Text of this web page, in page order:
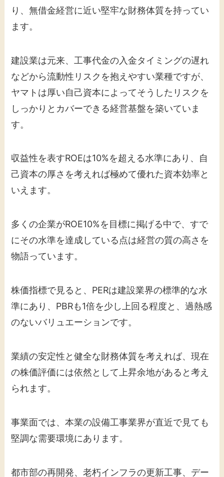
り、無借金経営に近い堅牢な財務体質を持ってい
ます。
建設業は元来、工事代金の入金タイミングの遅れ
などから流動性リスクを抱えやすい業種ですが、
ヤマトは厚い自己資本によってそうしたリスクを
しっかりとカバーできる経営基盤を築いていま
す。
収益性を表すROEは10%を超える水準にあり、自
己資本の厚さを考えれば極めて優れた資本効率と
いえます。
多くの企業がROE10%を目標に掲げる中で、すで
にその水準を達成している点は経営の質の高さを
物語っています。
株価指標で見ると、PERは建設業界の標準的な水
準にあり、PBRも1倍を少し上回る程度と、過熱感
のないバリュエーションです。
業績の安定性と健全な財務体質を考えれば、現在
の株価評価には依然として上昇余地があると考え
られます。
事業面では、本業の設備工事業界が直近で見ても
堅調な需要環境にあります。
都市部の再開発、老朽インフラの更新工事、デー